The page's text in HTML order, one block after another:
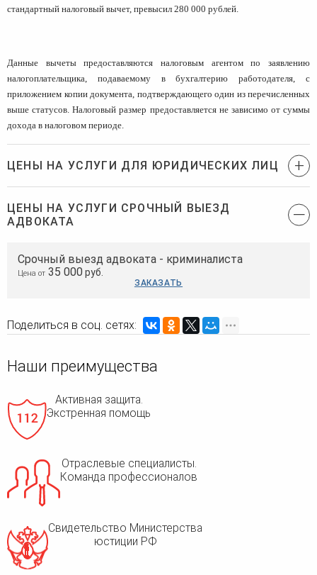
стандартный налоговый вычет, превысил 280 000 рублей.
Данные вычеты предоставляются налоговым агентом по заявлению
налогоплательщика, подаваемому в бухгалтерию работодателя, с
приложением копии документа, подтверждающего один из перечисленных
выше статусов. Налоговый размер предоставляется не зависимо от суммы
дохода в налоговом периоде.
ЦЕНЫ НА УСЛУГИ ДЛЯ ЮРИДИЧЕСКИХ ЛИЦ
ЦЕНЫ НА УСЛУГИ СРОЧНЫЙ ВЫЕЗД
АДВОКАТА
Срочный выезд адвоката - криминалиста
Цена от 35 000руб.
ЗАКАЗАТЬ
Поделиться в соц. сетях:
Наши преимущества
Активная защита.
Экстренная помощь
Отраслевые специалисты.
Команда профессионалов
Свидетельство Министерства
юстиции РФ